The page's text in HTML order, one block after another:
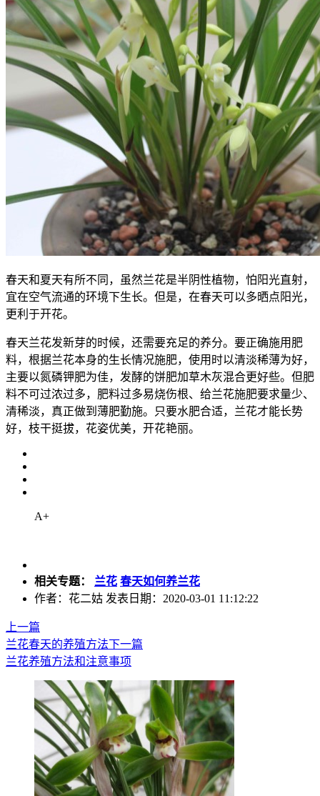
春天和夏天有所不同，虽然兰花是半阴性植物，怕阳光直射，
宜在空气流通的环境下生长。但是，在春天可以多晒点阳光，
更利于开花。
春天兰花发新芽的时候，还需要充足的养分。要正确施用肥
料，根据兰花本身的生长情况施肥，使用时以清淡稀薄为好，
主要以氮磷钾肥为佳，发酵的饼肥加草木灰混合更好些。但肥
料不可过浓过多，肥料过多易烧伤根、给兰花施肥要求量少、
清稀淡，真正做到薄肥勤施。只要水肥合适，兰花才能长势
好，枝干挺拔，花姿优美，开花艳丽。
A+
相关专题： 兰花 春天如何养兰花
作者：花二姑 发表日期：2020-03-01 11:12:22
上一篇
兰花春天的养殖方法下一篇
兰花养殖方法和注意事项